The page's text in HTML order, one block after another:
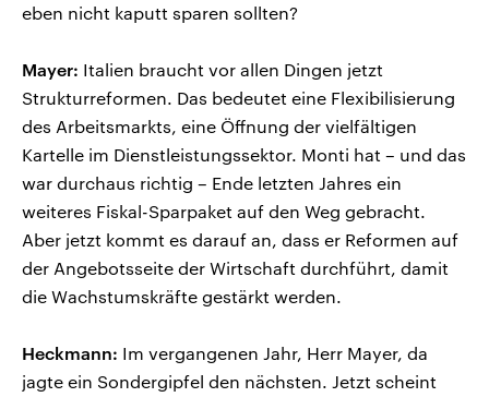
eben nicht kaputt sparen sollten?
Mayer: Italien braucht vor allen Dingen jetzt
Strukturreformen. Das bedeutet eine Flexibilisierung
des Arbeitsmarkts, eine Öffnung der vielfältigen
Kartelle im Dienstleistungssektor. Monti hat – und das
war durchaus richtig – Ende letzten Jahres ein
weiteres Fiskal-Sparpaket auf den Weg gebracht.
Aber jetzt kommt es darauf an, dass er Reformen auf
der Angebotsseite der Wirtschaft durchführt, damit
die Wachstumskräfte gestärkt werden.
Heckmann: Im vergangenen Jahr, Herr Mayer, da
jagte ein Sondergipfel den nächsten. Jetzt scheint